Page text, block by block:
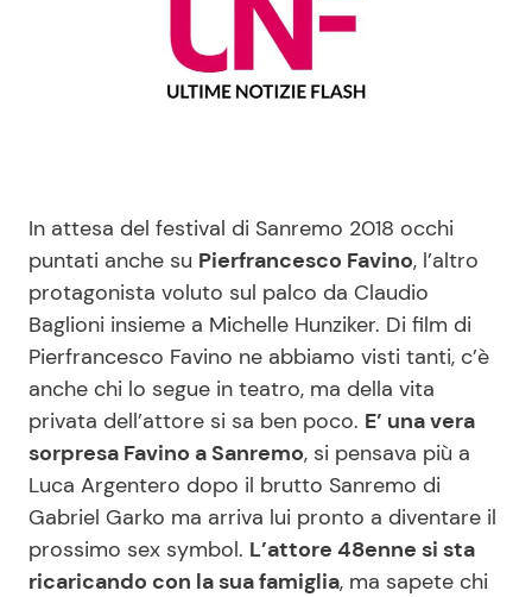
Mondo Mamma
News benessere
Salute
Viaggi e Turismo
Festività
Cucina e Ricette
Le Ricette in TV
Primi Piatti
Ricette Facili e Veloci
Ricette Feste
Ricette per Bambini
In attesa del festival di Sanremo 2018 occhi
puntati anche su Pierfrancesco Favino, l’altro
protagonista voluto sul palco da Claudio
Baglioni insieme a Michelle Hunziker. Di film di
Pierfrancesco Favino ne abbiamo visti tanti, c’è
anche chi lo segue in teatro, ma della vita
privata dell’attore si sa ben poco. E’ una vera
sorpresa Favino a Sanremo, si pensava più a
Luca Argentero dopo il brutto Sanremo di
Gabriel Garko ma arriva lui pronto a diventare il
prossimo sex symbol. L’attore 48enne si sta
ricaricando con la sua famiglia, ma sapete chi